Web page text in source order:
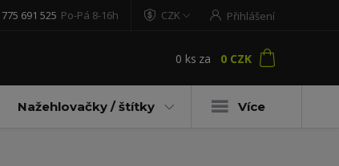
CZK Přihlášení
691 525 Po-Pá 8-16h
0 ks za 0 CZK
Nažehlovačky / štítky Více